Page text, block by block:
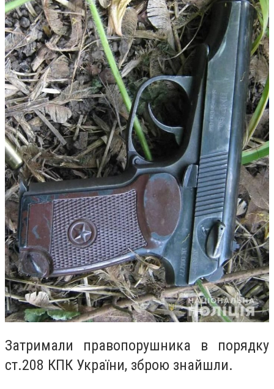
Затримали правопорушника в порядку
ст.208 КПК України, зброю знайшли.